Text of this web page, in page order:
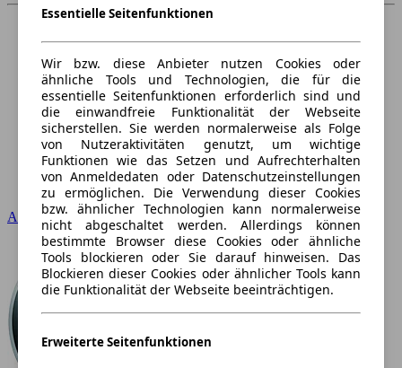
Audi
Essentielle Seitenfunktionen
Wir bzw. diese Anbieter nutzen Cookies oder
ähnliche Tools und Technologien, die für die
essentielle Seitenfunktionen erforderlich sind und
die einwandfreie Funktionalität der Webseite
sicherstellen. Sie werden normalerweise als Folge
von Nutzeraktivitäten genutzt, um wichtige
Funktionen wie das Setzen und Aufrechterhalten
von Anmeldedaten oder Datenschutzeinstellungen
zu ermöglichen. Die Verwendung dieser Cookies
bzw. ähnlicher Technologien kann normalerweise
nicht abgeschaltet werden. Allerdings können
bestimmte Browser diese Cookies oder ähnliche
Tools blockieren oder Sie darauf hinweisen. Das
Blockieren dieser Cookies oder ähnlicher Tools kann
die Funktionalität der Webseite beeinträchtigen.
Erweiterte Seitenfunktionen